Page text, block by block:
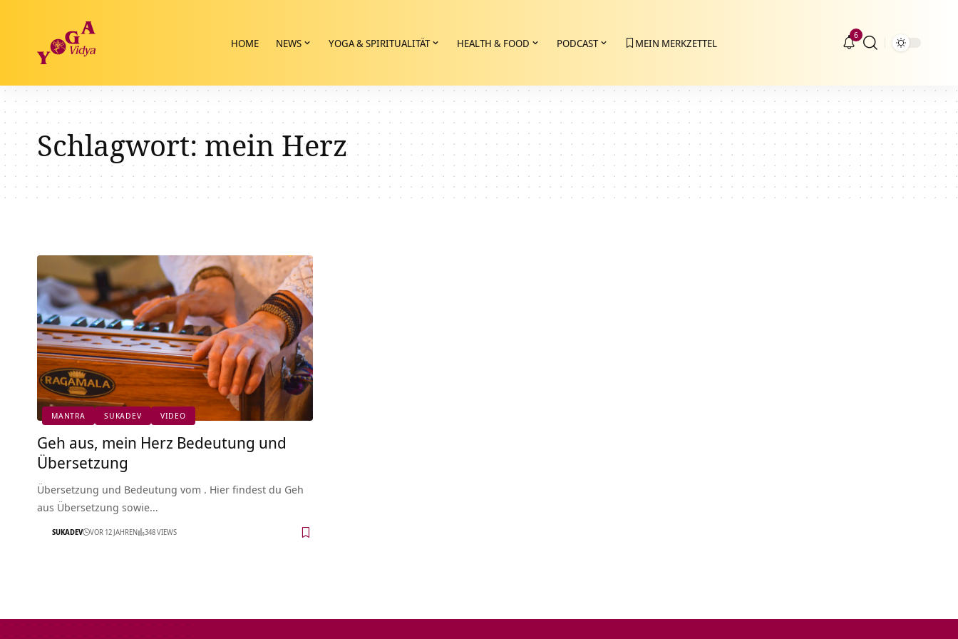
HOME NEWS YOGA & SPIRITUALITÄT HEALTH & FOOD PODCAST MEIN MERKZETTEL
6
Schlagwort:mein Herz
MANTRA SUKADEV VIDEO
Geh aus, mein Herz Bedeutung und
Übersetzung
Übersetzung und Bedeutung vom . Hier findest du Geh
aus Übersetzung sowie…
SUKADEV VOR 12 JAHREN 348 VIEWS